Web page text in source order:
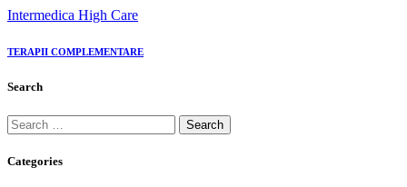
Intermedica High Care
TERAPII COMPLEMENTARE
Search
Categories